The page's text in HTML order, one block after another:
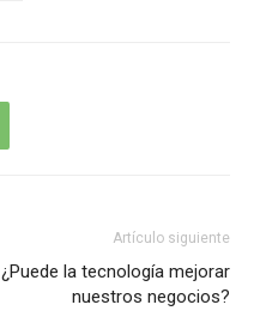
Artículo siguiente
¿Puede la tecnología mejorar
nuestros negocios?